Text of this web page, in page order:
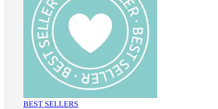
BEST SELLERS